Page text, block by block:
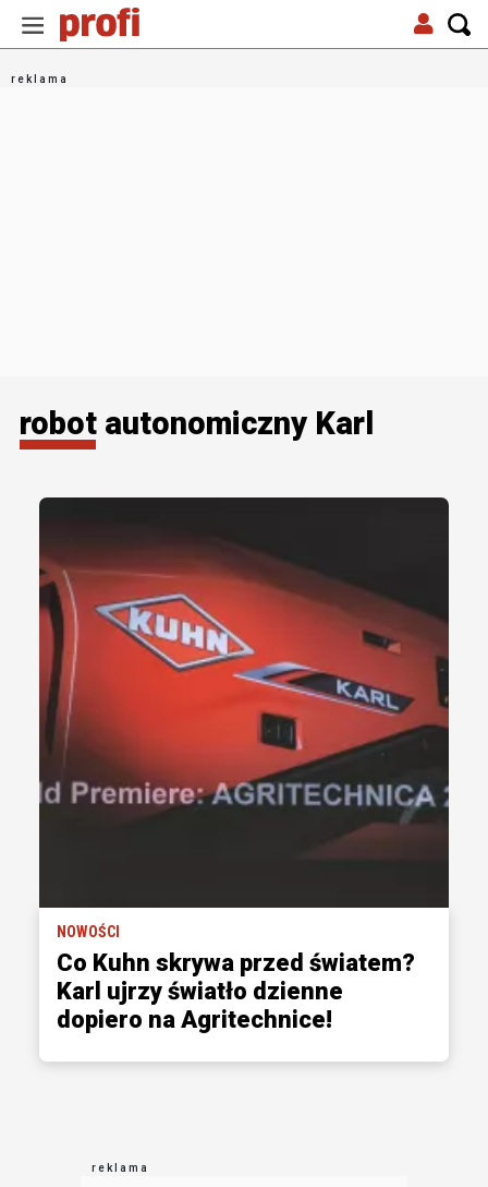
robot autonomiczny Karl
NOWOŚCI
Co Kuhn skrywa przed światem?
Karl ujrzy światło dzienne
dopiero na Agritechnice!